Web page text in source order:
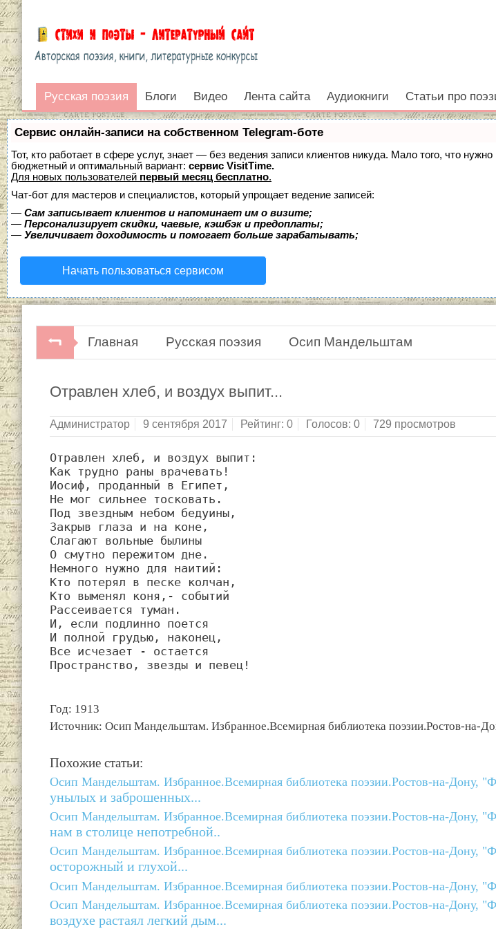
Русская поэзия
Войти
Русская поэзия Блоги Видео Лента сайта Аудиокниги Статьи про
Сервис онлайн-записи на собственном Telegram-боте
Тот, кто работает в сфере услуг, знает — без ведения записи клиентов никуда. Мало того, что
бюджетный и оптимальный вариант: сервис VisitTime.
Для новых пользователей первый месяц бесплатно.
Чат-бот для мастеров и специалистов, который упрощает ведение записей:
— Сам записывает клиентов и напоминает им о визите;
— Персонализирует скидки, чаевые, кэшбэк и предоплаты;
— Увеличивает доходимость и помогает больше зарабатывать;
Начать пользоваться сервисом
Главная Русская поэзия Осип Мандельштам
Осип Мандельштам. Избранное.Всемирная библиотека
Отравлен хлеб, и воздух выпит...
Администратор 9 сентября 2017 Рейтинг: 0 Голосов: 0 729 просмотров
Отравлен хлеб, и воздух выпит:
Как трудно раны врачевать!
Иосиф, проданный в Египет,
Не мог сильнее тосковать.
Под звездным небом бедуины,
Закрыв глаза и на коне,
Слагают вольные былины
О смутно пережитом дне.
Немного нужно для наитий:
Кто потерял в песке колчан,
Кто выменял коня,- событий
Рассеивается туман.
И, если подлинно поется
И полной грудью, наконец,
Все исчезает - остается
Пространство, звезды и певец!
Год: 1913
Источник: Осип Мандельштам. Избранное.Всемирная библиотека поэзии.Ростов-на-
Похожие статьи:
Осип Мандельштам. Избранное.Всемирная библиотека поэзии.Ростов-на-Дону,
унылых и заброшенных...
Осип Мандельштам. Избранное.Всемирная библиотека поэзии.Ростов-на-Дону,
нам в столице непотребной..
Осип Мандельштам. Избранное.Всемирная библиотека поэзии.Ростов-на-Дону,
осторожный и глухой...
Осип Мандельштам. Избранное.Всемирная библиотека поэзии.Ростов-на-Дону,
Осип Мандельштам. Избранное.Всемирная библиотека поэзии.Ростов-на-Дону,
воздухе растаял легкий дым...